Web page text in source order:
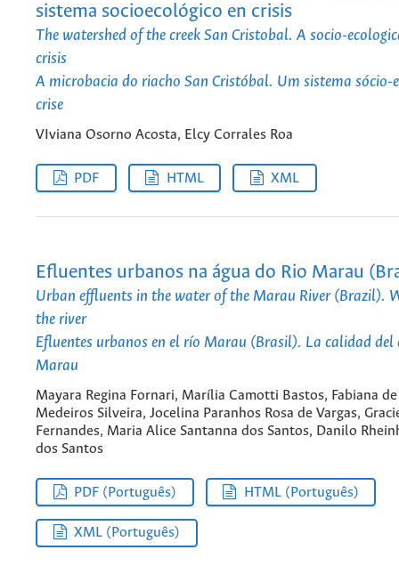
sistema socioecológico en crisis
The watershed of the creek San Cristobal. A socio-
crisis
A microbacia do riacho San Cristóbal. Um sistema sócio-
crise
VIviana Osorno Acosta, Elcy Corrales Roa
PDF HTML XML
Efluentes urbanos na água do Rio Marau
Urban effluents in the water of the Marau River (Brazil).
the river
Efluentes urbanos en el río Marau (Brasil). La calidad del
Marau
Mayara Regina Fornari, Marília Camotti Bastos, Fabiana de
Medeiros Silveira, Jocelina Paranhos Rosa de Vargas,
Fernandes, Maria Alice Santanna dos Santos, Danilo
dos Santos
PDF (Português) HTML (Português)
XML (Português)